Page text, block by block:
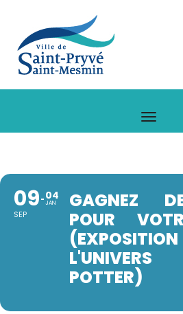
09
SEP
04
JAN
GAGNEZ
POUR
POTTER)